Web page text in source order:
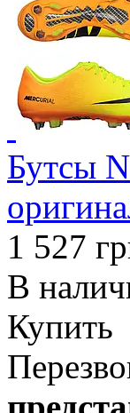
Бутсы
1 527
В
Купить